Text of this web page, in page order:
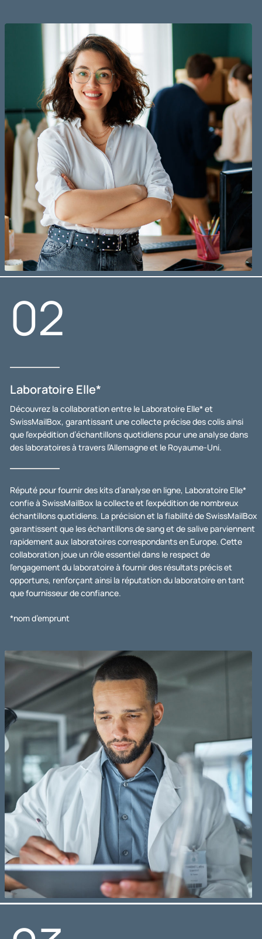
02
Laboratoire Elle*
Découvrez la collaboration entre le Laboratoire Elle* et
SwissMailBox, garantissant une collecte précise des colis ainsi
que l’expédition d’échantillons quotidiens pour une analyse dans
des laboratoires à travers l’Allemagne et le Royaume-Uni.
Réputé pour fournir des kits d’analyse en ligne, Laboratoire Elle*
confie à SwissMailBox la collecte et l’expédition de nombreux
échantillons quotidiens. La précision et la fiabilité de SwissMailBox
garantissent que les échantillons de sang et de salive parviennent
rapidement aux laboratoires correspondants en Europe. Cette
collaboration joue un rôle essentiel dans le respect de
l’engagement du laboratoire à fournir des résultats précis et
opportuns, renforçant ainsi la réputation du laboratoire en tant
que fournisseur de confiance.
*nom d’emprunt